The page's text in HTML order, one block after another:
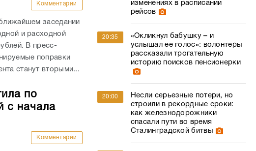
Комментарии
заседании
и расходной
В пресс-
поправки
станут вторыми...
по
с начала
Комментарии
изменениях в расписании
рейсов
20:35
«Окликнул бабушку – и
услышал ее голос»: волонтеры
рассказали трогательную
историю поисков пенсионерки
20:00
Несли серьезные потери, но
строили в рекордные сроки:
как железнодорожники
спасали пути во время
Сталинградской битвы